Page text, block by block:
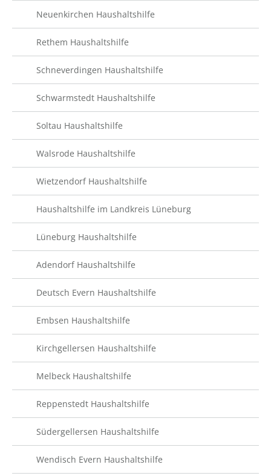
Neuenkirchen Haushaltshilfe
Rethem Haushaltshilfe
Schneverdingen Haushaltshilfe
Schwarmstedt Haushaltshilfe
Soltau Haushaltshilfe
Walsrode Haushaltshilfe
Wietzendorf Haushaltshilfe
Haushaltshilfe im Landkreis Lüneburg
Lüneburg Haushaltshilfe
Adendorf Haushaltshilfe
Deutsch Evern Haushaltshilfe
Embsen Haushaltshilfe
Kirchgellersen Haushaltshilfe
Melbeck Haushaltshilfe
Reppenstedt Haushaltshilfe
Südergellersen Haushaltshilfe
Wendisch Evern Haushaltshilfe